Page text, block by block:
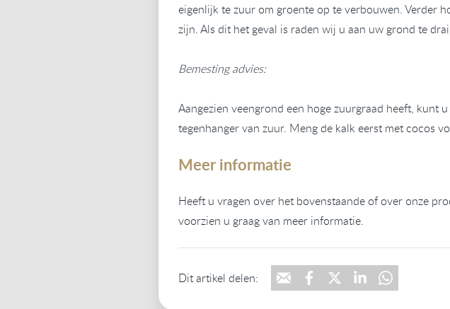
eigenlijk te zuur om groente op te verbouwen. Verder
zijn. Als dit het geval is raden wij u aan uw grond te
Bemesting advies:
Aangezien veengrond een hoge zuurgraad heeft, kunt
tegenhanger van zuur. Meng de kalk eerst met cocos
Meer informatie
Heeft u vragen over het bovenstaande of over onze
voorzien u graag van meer informatie.
Dit artikel delen: